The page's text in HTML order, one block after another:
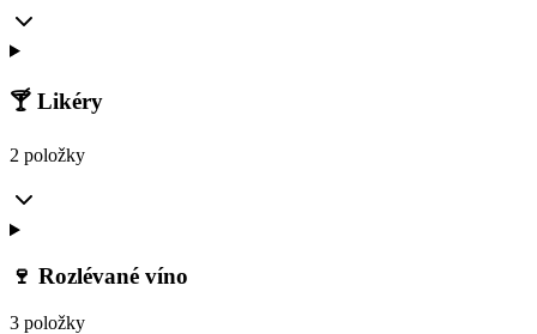
🍸 Likéry
2 položky
🍷 Rozlévané víno
3 položky